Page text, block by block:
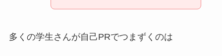
多くの学生さんが自己PRでつまずくのは